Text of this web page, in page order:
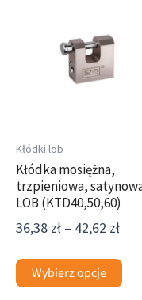
Kłódki lob
Kłódka mosiężna,
trzpieniowa,
LOB (KTD40,50,60)
36,38 zł – 42,62 zł
Wybierz opcje
wariantów.
wybrać
na
stronie
produktu